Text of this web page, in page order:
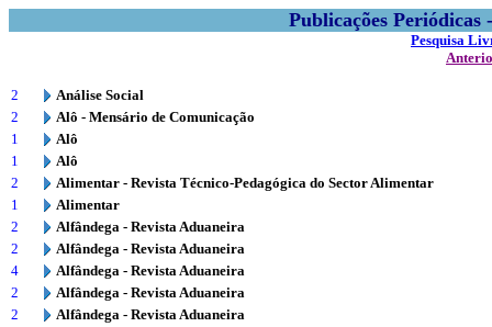
Publicações
Pesquisa
2
Análise Social
2
Alô - Mensário de Comunicação
1
Alô
1
Alô
2
Alimentar - Revista Técnico-Pedagógica do Sector Alimentar
1
Alimentar
2
Alfândega - Revista Aduaneira
2
Alfândega - Revista Aduaneira
4
Alfândega - Revista Aduaneira
2
Alfândega - Revista Aduaneira
2
Alfândega - Revista Aduaneira